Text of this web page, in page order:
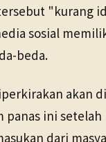
"kurang
sosial
beda.
akan
panas ini setelah
dari